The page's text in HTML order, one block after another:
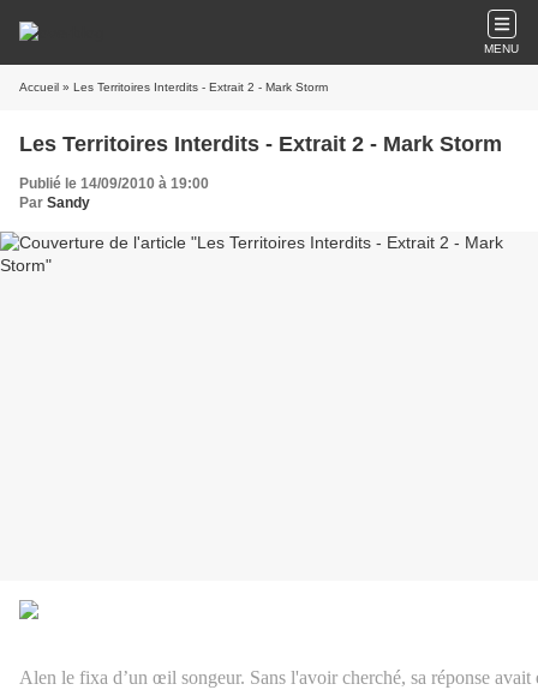
MENU
Accueil » Les Territoires Interdits - Extrait 2 - Mark Storm
Les Territoires Interdits - Extrait 2 - Mark Storm
Publié le 14/09/2010 à 19:00
Par Sandy
Alen le fixa d’un œil songeur. Sans l'avoir cherché, sa réponse